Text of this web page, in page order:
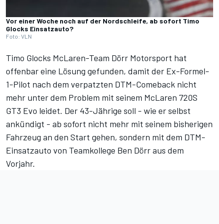
Vor einer Woche noch auf der Nordschleife, ab sofort Timo
Glocks Einsatzauto?
Foto: VLN
Timo Glocks McLaren-Team Dörr Motorsport hat
offenbar eine Lösung gefunden, damit der Ex-Formel-
1-Pilot nach dem verpatzten DTM-Comeback nicht
mehr unter dem Problem mit seinem McLaren 720S
GT3 Evo leidet. Der 43-Jährige soll - wie er selbst
ankündigt - ab sofort nicht mehr mit seinem bisherigen
Fahrzeug an den Start gehen, sondern mit dem DTM-
Einsatzauto von Teamkollege Ben Dörr aus dem
Vorjahr.